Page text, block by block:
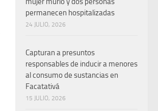
permanecen hospitalizadas
24 JULIO, 2026
Capturan a presuntos
responsables de inducir a menores
al consumo de sustancias en
Facatativá
15 JULIO, 2026